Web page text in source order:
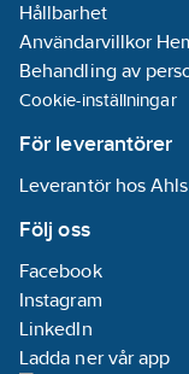
Hållbarhet
Användarvillkor
Behandling av
Cookie-inställningar
För leverantörer
Leverantör hos
Följ oss
Facebook
Instagram
LinkedIn
Ladda ner vår app